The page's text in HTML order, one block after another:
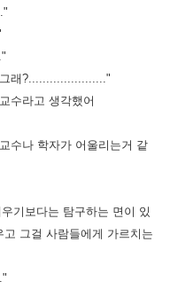
래?......................"
수라고 생각했어
수나 학자가 어울리는거 같
기보다는 탐구하는 면이 있
그걸 사람들에게 가르치는